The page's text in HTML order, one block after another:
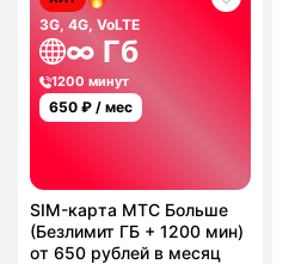
3G, 4G, VoLTE
∞ Гб
1200 минут
650 ₽ / мес
SIM-карта МТС Больше
(Безлимит ГБ + 1200 мин)
от 650 рублей в месяц